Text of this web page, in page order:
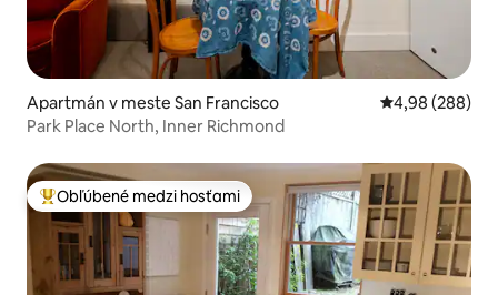
Apartmán v meste San Francisco Priemerné
4,98 (288)
Park Place North, Inner Richmond
Najobľúbenejšie medzi hosťami
Obľúbené medzi hosťami